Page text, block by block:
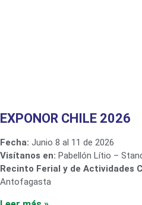
EXPONOR CHILE 2026
Fecha: Junio 8 al 11 de 2026
Visítanos en: Pabellón Lítio –
Recinto Ferial y de Actividades
Antofagasta